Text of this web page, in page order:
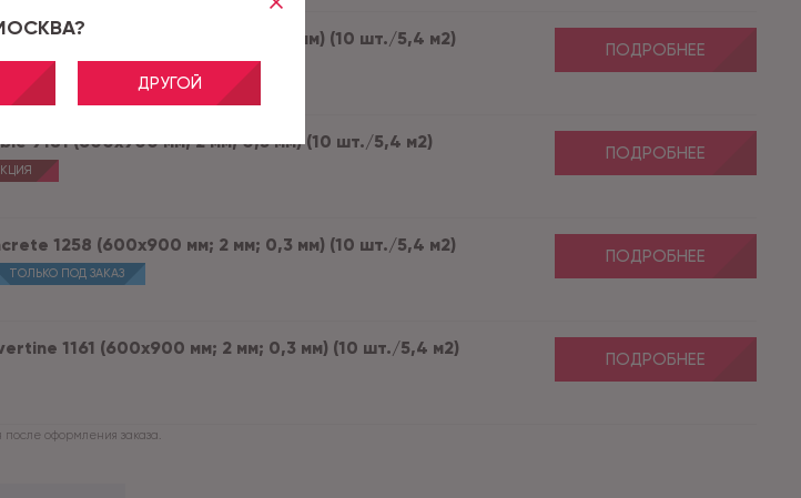
ДРУГОЙ
5741 (600x900 мм; 2 мм; 0,3 мм) (10 шт./5,4 м2)
ТОЛЬКО ПОД ЗАКАЗ
ПОДРОБНЕЕ
9181 (600x900 мм; 2 мм; 0,3 мм) (10 шт./5,4 м2)
ПОДРОБНЕЕ
1258 (600x900 мм; 2 мм; 0,3 мм) (10 шт./5,4 м2)
ТОЛЬКО ПОД ЗАКАЗ
ПОДРОБНЕЕ
1161 (600x900 мм; 2 мм; 0,3 мм) (10 шт./5,4 м2)
ПОДРОБНЕЕ
оформления заказа.